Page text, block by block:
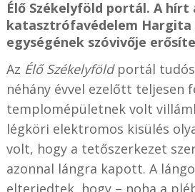
Élő Székelyföld portál. A hírt
katasztrófavédelem Hargita
egységének szóvivője
Az Élő Székelyföldportál
néhány évvel ezelőtt teljesen
templomépületnek volt
légköri elektromos kisülés
volt, hogy a tetőszerkezet
azonnal lángra kapott. A
elterjedtek, hogy – noha a